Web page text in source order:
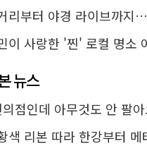
부터 야경 라이브까지…망원한강공원
사랑한 '찐' 로컬 명소 어디? '서울에디션
뉴스
인데 아무것도 안 팔아요" 서울에서 가장 특별한
리본 따라 한강부터 메타세쿼이아 숲길까지…서울